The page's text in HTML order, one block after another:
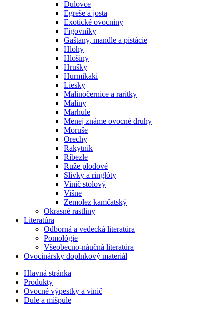
Dulovce
Egreše a josta
Exotické ovocniny
Figovníky
Gaštany, mandle a pistácie
Hlohy
Hlošiny
Hrušky
Hurmikaki
Liesky
Malinočernice a raritky
Maliny
Marhule
Menej známe ovocné druhy
Moruše
Orechy
Rakytník
Ríbezle
Ruže plodové
Slivky a ringlóty
Vinič stolový
Višne
Zemolez kamčatský
Okrasné rastliny
Literatúra
Odborná a vedecká literatúra
Pomológie
Všeobecno-náučná literatúra
Ovocinársky doplnkový materiál
Hlavná stránka
Produkty
Ovocné výpestky a vinič
Dule a mišpule